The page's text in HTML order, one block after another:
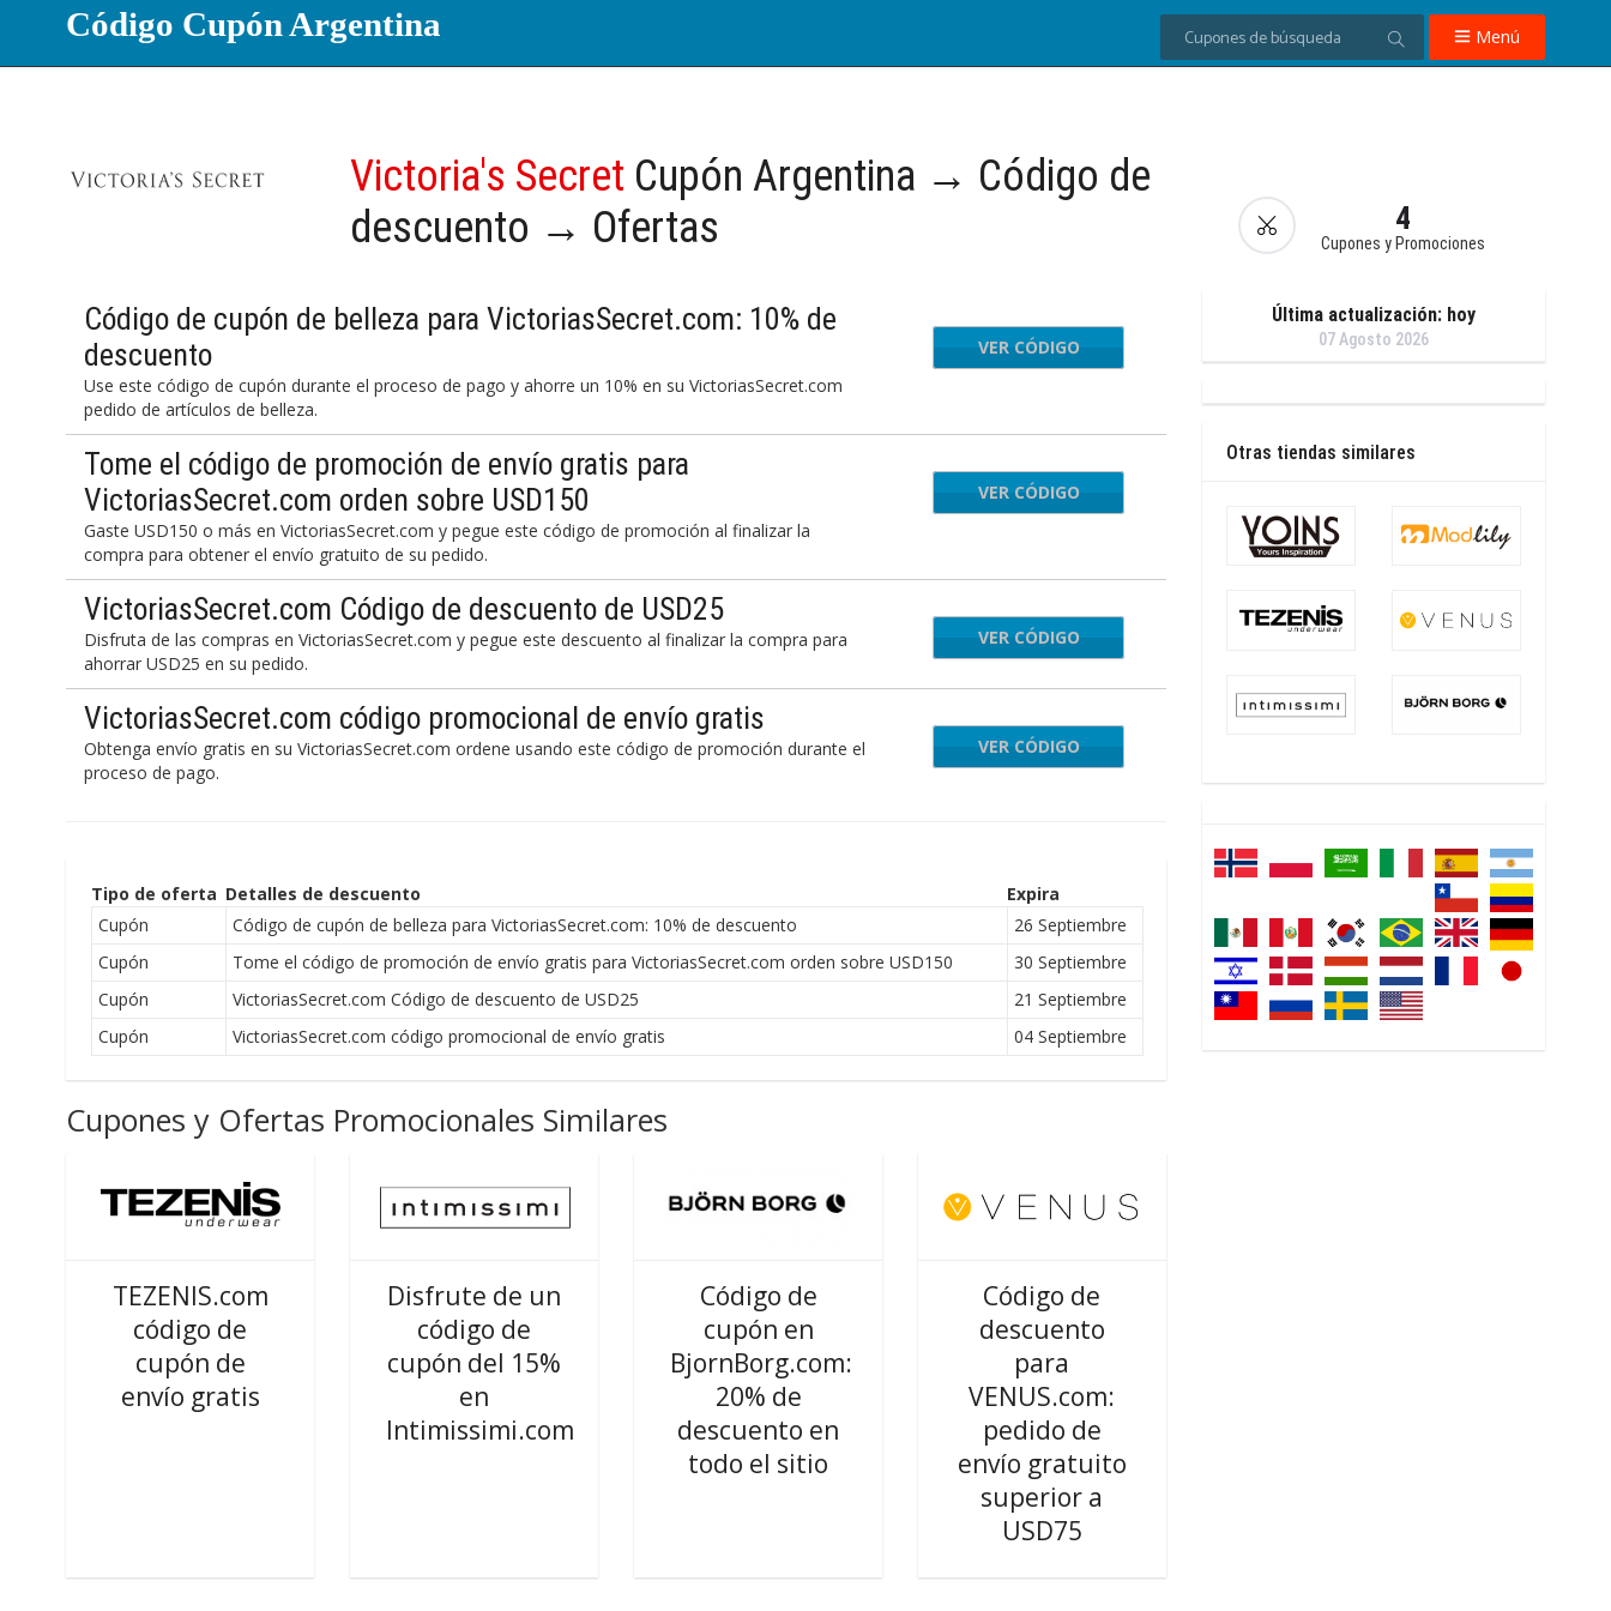
Código Cupón Argentina Menú
Victoria's Secret Cupón Argentina → Código de
descuento → Ofertas
4
Cupones y Promociones
Código de cupón de belleza para VictoriasSecret.com: 10% de
descuento
Use este código de cupón durante el proceso de pago y ahorre un 10% en su VictoriasSecret.com
pedido de artículos de belleza.
FIRST10
VER CÓDIGO
Tome el código de promoción de envío gratis para
VictoriasSecret.com orden sobre USD150
Gaste USD150 o más en VictoriasSecret.com y pegue este código de promoción al finalizar la
compra para obtener el envío gratuito de su pedido.
IVER150
VER CÓDIGO
VictoriasSecret.com Código de descuento de USD25
Disfruta de las compras en VictoriasSecret.com y pegue este descuento al finalizar la compra para
ahorrar USD25 en su pedido.
PANTIES
VER CÓDIGO
VictoriasSecret.com código promocional de envío gratis
Obtenga envío gratis en su VictoriasSecret.com ordene usando este código de promoción durante el
proceso de pago.
CSHIP50
VER CÓDIGO
Tipo de oferta Detalles de descuento
Expira
Cupón
Código de cupón de belleza para VictoriasSecret.com: 10% de descuento
26 Septiembre
Cupón
Tome el código de promoción de envío gratis para VictoriasSecret.com orden sobre USD150
30 Septiembre
Cupón
VictoriasSecret.com Código de descuento de USD25
21 Septiembre
Cupón
VictoriasSecret.com código promocional de envío gratis 04 Septiembre
Cupones y Ofertas Promocionales Similares
TEZENIS.com
código de
cupón de
envío gratis
Disfrute de un
código de
cupón del 15%
en
Intimissimi.com
Código de
cupón en
BjornBorg.com:
20% de
descuento en
todo el sitio
Código de
descuento
para
VENUS.com:
pedido de
envío gratuito
superior a
USD75
Última actualización: hoy
07 Agosto 2026
Otras tiendas similares